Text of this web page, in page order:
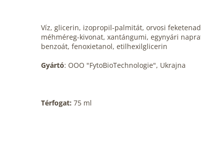
Víz, glicerin, izopropil-palmitát, orvosi
méhméreg-kivonat, xantángumi, egynyári
benzoát, fenoxietanol, etilhexilglicerin
Gyártó: OOO "FytoBioTechnologie", Ukrajna
Térfogat: 75 ml